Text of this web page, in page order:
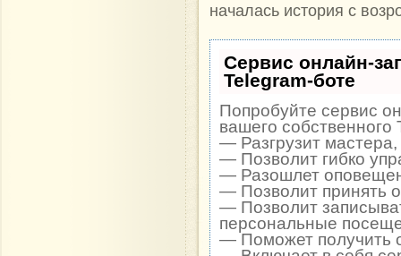
началась история с
Сервис онлайн-
Telegram-боте
Попробуйте сервис
вашего собственного
— Разгрузит
— Позволит гибко
— Разошлет
— Позволит принять
— Позволит
персональные
— Поможет получить